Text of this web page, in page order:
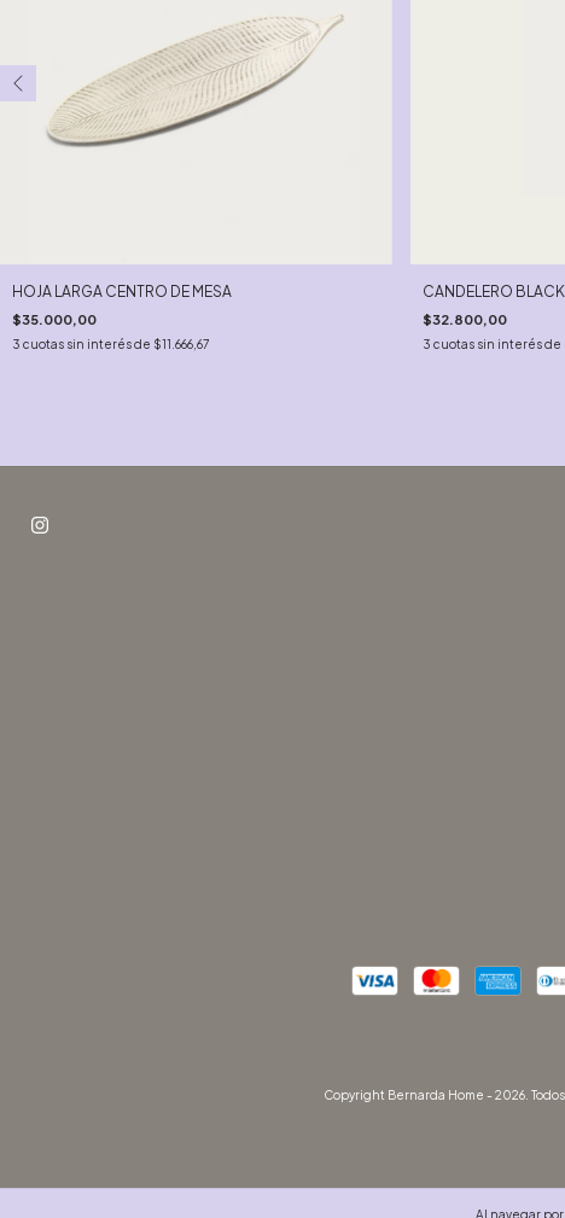
Al navegar
HOJA LARGA CENTRO DE MESA
$35.000,00
3 cuotas sin interés de $11.666,67
CANDELERO
$32.800,00
3 cuotas sin interés de
Copyright Bernarda Home - 2026.